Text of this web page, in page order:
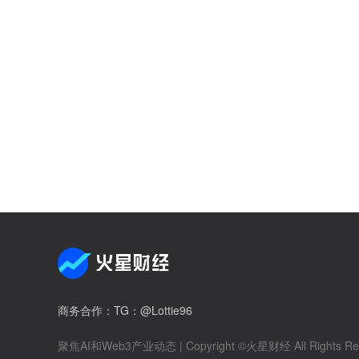
商务合作 ：TG：@Lottie96
聚焦AI和Web3产业动态 | Copyright ©火星财经 All Rights